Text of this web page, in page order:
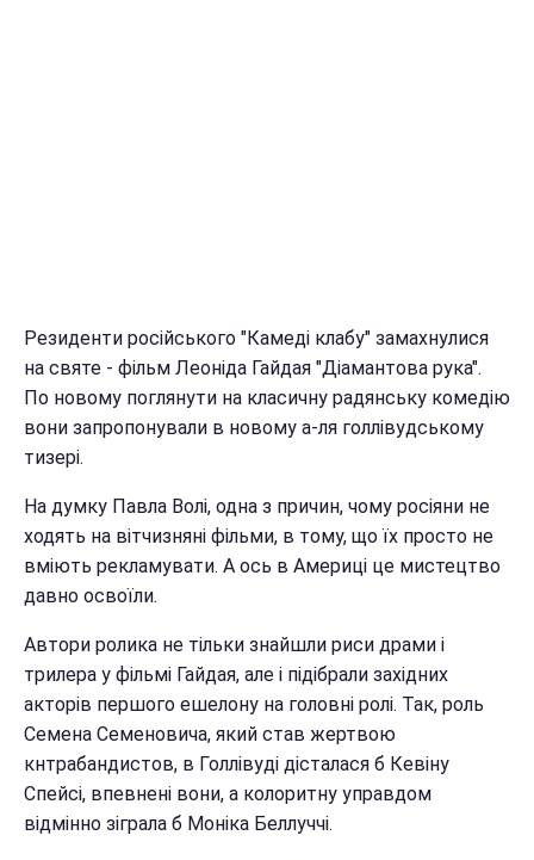
Резиденти російського "Камеді клабу" замахнулися
на святе - фільм Леоніда Гайдая "Діамантова рука".
По новому поглянути на класичну радянську комедію
вони запропонували в новому а-ля голлівудському
тизері.
На думку Павла Волі, одна з причин, чому росіяни не
ходять на вітчизняні фільми, в тому, що їх просто не
вміють рекламувати. А ось в Америці це мистецтво
давно освоїли.
Автори ролика не тільки знайшли риси драми і
трилера у фільмі Гайдая, але і підібрали західних
акторів першого ешелону на головні ролі. Так, роль
Семена Семеновича, який став жертвою
кнтрабандистов, в Голлівуді дісталася б Кевіну
Спейсі, впевнені вони, а колоритну управдом
відмінно зіграла б Моніка Беллуччі.